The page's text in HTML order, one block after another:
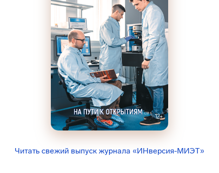
Читать свежий выпуск журнала «ИНверсия-МИЭТ»